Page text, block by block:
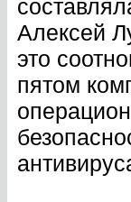
Алексей
это
пятом